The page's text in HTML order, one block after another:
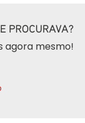
PROCURAVA?
agora mesmo!